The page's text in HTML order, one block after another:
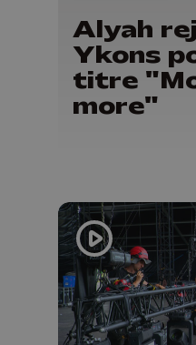
Alyah
Ykons
titre
more"